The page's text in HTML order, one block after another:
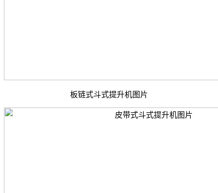
板链式斗式提升机图片